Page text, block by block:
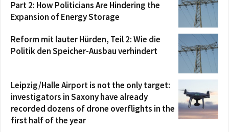
Part 2: How Politicians Are Hindering the
Expansion of Energy Storage
Reform mit lauter Hürden, Teil 2: Wie die
Politik den Speicher-Ausbau verhindert
Leipzig/Halle Airport is not the only target:
investigators in Saxony have already
recorded dozens of drone overflights in the
first half of the year